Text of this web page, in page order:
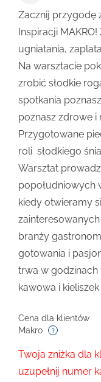
Cena dla klientów
Makro
Twoja zniżka dla
uzupełnij numer
Zacznij przygodę
Inspiracji
ugniatania,
Na warsztacie
zrobić słodkie
spotkania
poznasz zdrowe i
Przygotowane
roli słodkiego
Warsztat
popołudniowych
kiedy otwieramy
branży
gotowania i
trwa w godzinach
kawowa i kieliszek